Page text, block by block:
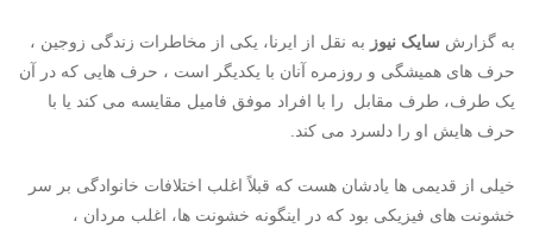
به گزارش سایک نیوز به نقل از ایرنا، یکی از مخاطرات زندگی زوجین ،
حرف های همیشگی و روزمره آنان با یکدیگر است ، حرف هایی که در آن
یک طرف، طرف مقابل را با افراد موفق فامیل مقایسه می کند یا با
حرف هایش او را دلسرد می کند.
خیلی از قدیمی ها یادشان هست که قبلاً اغلب اختلافات خانوادگی بر سر
خشونت های فیزیکی بود که در اینگونه خشونت ها، اغلب مردان ،